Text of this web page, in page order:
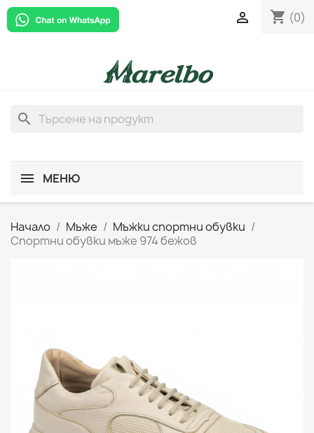
shopping_cart (0)

search
МЕНЮ
Начало Мъже
Мъжки спортни обувки
Спортни обувки мъже 974 бежов